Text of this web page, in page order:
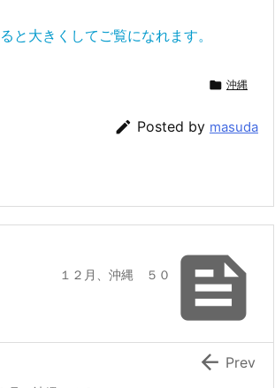
と大きくしてご覧になれます。
 沖縄
 Posted by masuda

１２月、沖縄 ５０
 Prev